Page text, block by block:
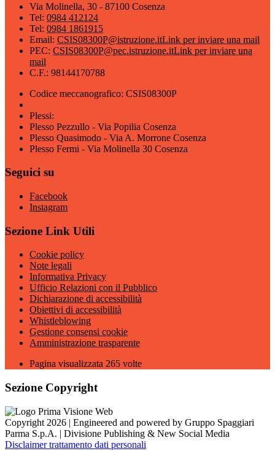
Via Molinella, 30 - 87100 Cosenza
Tel: 0984 412124
Tel: 0984 1861915
Email: CSIS08300P@istruzione.itLink per inviare una mail
PEC: CSIS08300P@pec.istruzione.itLink per inviare una
mail
C.F.: 98144170788
Codice meccanografico: CSIS08300P
Plessi:
Plesso Pezzullo - Via Popilia Cosenza
Plesso Quasimodo - Via A. Morrone Cosenza
Plesso Fermi - Via Molinella 30 Cosenza
Seguici su
Facebook
Instagram
Sezione Link Utili
Cookie policy
Note legali
Informativa Privacy
Ufficio Relazioni con il Pubblico
Dichiarazione di accessibilità
Obiettivi di accessibilità
Whistleblowing
Gestione consensi cookie
Amministrazione trasparente
Pagina visualizzata 265 volte
Sezione Copyright
Copyright 2026 | Engineered and powered by Gruppo Spaggiari
Parma S.p.A. | Divisione Publishing & New Social Media
Disclaimer trattamento dati personali